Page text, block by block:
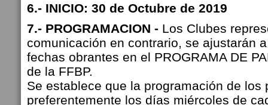
6.- INICIO: 30 de Octubre de 2019
7.- PROGRAMACION - Los Clubes
comunicación en contrario, se ajustarán
fechas obrantes en el PROGRAMA DE
de la FFBP.
Se establece que la programación de los
preferentemente los días miércoles de